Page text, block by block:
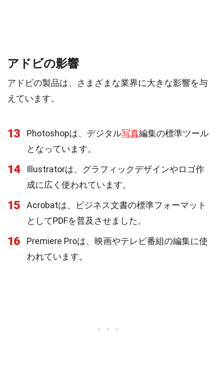
アドビの影響
アドビの製品は、さまざまな業界に大きな影響を与
えています。
13 Photoshopは、デジタル写真編集の標準ツール
となっています。
14
Illustratorは、グラフィックデザインやロゴ作
成に広く使われています。
15
Acrobatは、ビジネス文書の標準フォーマット
としてPDFを普及させました。
16
Premiere Proは、映画やテレビ番組の編集に使
われています。